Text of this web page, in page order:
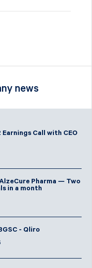
news
Call with CEO
Pharma — Two
in a month
- Qliro